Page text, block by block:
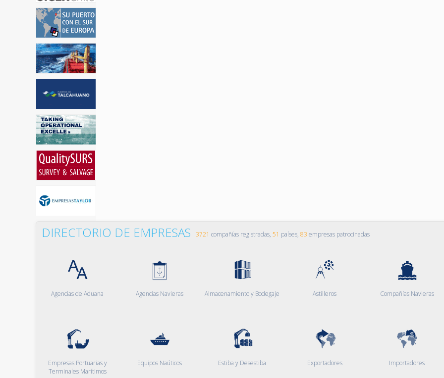
DIRECTORIO DE EMPRESAS 3721 compañías registradas, 51 países, 83 empresas patrocinadas
Agencias de Aduana Agencias Navieras Almacenamiento y Bodegaje Astilleros Compañías Navieras
Empresas Portuarias y
Terminales Marítimos
Equipos Naúticos Estiba y Desestiba Exportadores Importadores